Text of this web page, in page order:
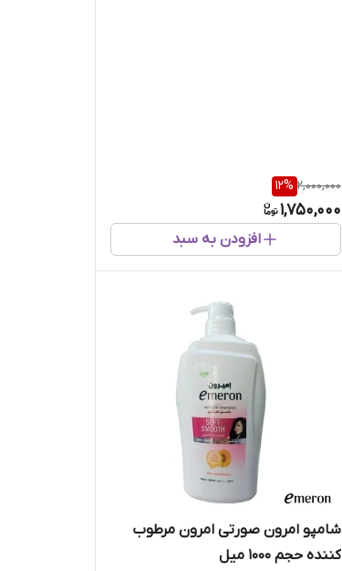
2,000,000
12%
1,750,000
افزودن به سبد
شامپو امرون صورتی امرون مرطوب
کننده حجم 1000 میل